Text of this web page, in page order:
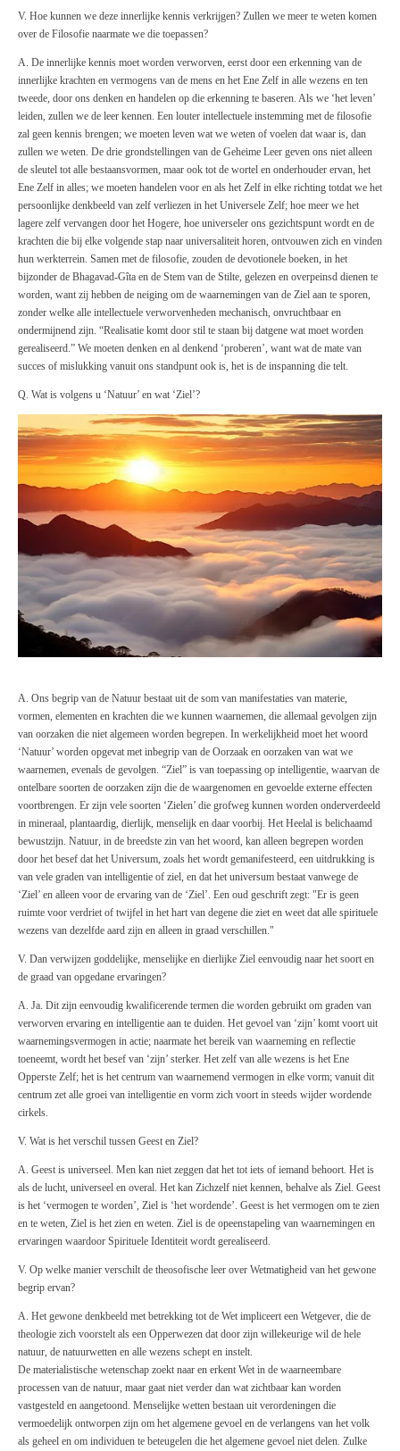
V. Hoe kunnen we deze innerlijke kennis verkrijgen? Zullen we meer te weten komen
over de Filosofie naarmate we die toepassen?
A. De innerlijke kennis moet worden verworven, eerst door een erkenning van de
innerlijke krachten en vermogens van de mens en het Ene Zelf in alle wezens en ten
tweede, door ons denken en handelen op die erkenning te baseren. Als we ‘het leven’
leiden, zullen we de leer kennen. Een louter intellectuele instemming met de filosofie
zal geen kennis brengen; we moeten leven wat we weten of voelen dat waar is, dan
zullen we weten. De drie grondstellingen van de Geheime Leer geven ons niet alleen
de sleutel tot alle bestaansvormen, maar ook tot de wortel en onderhouder ervan, het
Ene Zelf in alles; we moeten handelen voor en als het Zelf in elke richting totdat we het
persoonlijke denkbeeld van zelf verliezen in het Universele Zelf; hoe meer we het
lagere zelf vervangen door het Hogere, hoe universeler ons gezichtspunt wordt en de
krachten die bij elke volgende stap naar universaliteit horen, ontvouwen zich en vinden
hun werkterrein. Samen met de filosofie, zouden de devotionele boeken, in het
bijzonder de Bhagavad-Gîta en de Stem van de Stilte, gelezen en overpeinsd dienen te
worden, want zij hebben de neiging om de waarnemingen van de Ziel aan te sporen,
zonder welke alle intellectuele verworvenheden mechanisch, onvruchtbaar en
ondermijnend zijn. “Realisatie komt door stil te staan bij datgene wat moet worden
gerealiseerd.” We moeten denken en al denkend ‘proberen’, want wat de mate van
succes of mislukking vanuit ons standpunt ook is, het is de inspanning die telt.
Q. Wat is volgens u ‘Natuur’ en wat ‘Ziel’?
A. Ons begrip van de Natuur bestaat uit de som van manifestaties van materie,
vormen, elementen en krachten die we kunnen waarnemen, die allemaal gevolgen zijn
van oorzaken die niet algemeen worden begrepen. In werkelijkheid moet het woord
‘Natuur’ worden opgevat met inbegrip van de Oorzaak en oorzaken van wat we
waarnemen, evenals de gevolgen. “Ziel” is van toepassing op intelligentie, waarvan de
ontelbare soorten de oorzaken zijn die de waargenomen en gevoelde externe effecten
voortbrengen. Er zijn vele soorten ‘Zielen’ die grofweg kunnen worden onderverdeeld
in mineraal, plantaardig, dierlijk, menselijk en daar voorbij. Het Heelal is belichaamd
bewustzijn. Natuur, in de breedste zin van het woord, kan alleen begrepen worden
door het besef dat het Universum, zoals het wordt gemanifesteerd, een uitdrukking is
van vele graden van intelligentie of ziel, en dat het universum bestaat vanwege de
‘Ziel’ en alleen voor de ervaring van de ‘Ziel’. Een oud geschrift zegt: "Er is geen
ruimte voor verdriet of twijfel in het hart van degene die ziet en weet dat alle spirituele
wezens van dezelfde aard zijn en alleen in graad verschillen."
V. Dan verwijzen goddelijke, menselijke en dierlijke Ziel eenvoudig naar het soort en
de graad van opgedane ervaringen?
A. Ja. Dit zijn eenvoudig kwalificerende termen die worden gebruikt om graden van
verworven ervaring en intelligentie aan te duiden. Het gevoel van ‘zijn’ komt voort uit
waarnemingsvermogen in actie; naarmate het bereik van waarneming en reflectie
toeneemt, wordt het besef van ‘zijn’ sterker. Het zelf van alle wezens is het Ene
Opperste Zelf; het is het centrum van waarnemend vermogen in elke vorm; vanuit dit
centrum zet alle groei van intelligentie en vorm zich voort in steeds wijder wordende
cirkels.
V. Wat is het verschil tussen Geest en Ziel?
A. Geest is universeel. Men kan niet zeggen dat het tot iets of iemand behoort. Het is
als de lucht, universeel en overal. Het kan Zichzelf niet kennen, behalve als Ziel. Geest
is het ‘vermogen te worden’, Ziel is ‘het wordende’. Geest is het vermogen om te zien
en te weten, Ziel is het zien en weten. Ziel is de opeenstapeling van waarnemingen en
ervaringen waardoor Spirituele Identiteit wordt gerealiseerd.
V. Op welke manier verschilt de theosofische leer over Wetmatigheid van het gewone
begrip ervan?
A. Het gewone denkbeeld met betrekking tot de Wet impliceert een Wetgever, die de
theologie zich voorstelt als een Opperwezen dat door zijn willekeurige wil de hele
natuur, de natuurwetten en alle wezens schept en instelt.
De materialistische wetenschap zoekt naar en erkent Wet in de waarneembare
processen van de natuur, maar gaat niet verder dan wat zichtbaar kan worden
vastgesteld en aangetoond. Menselijke wetten bestaan uit verordeningen die
vermoedelijk ontworpen zijn om het algemene gevoel en de verlangens van het volk
als geheel en om individuen te beteugelen die het algemene gevoel niet delen. Zulke